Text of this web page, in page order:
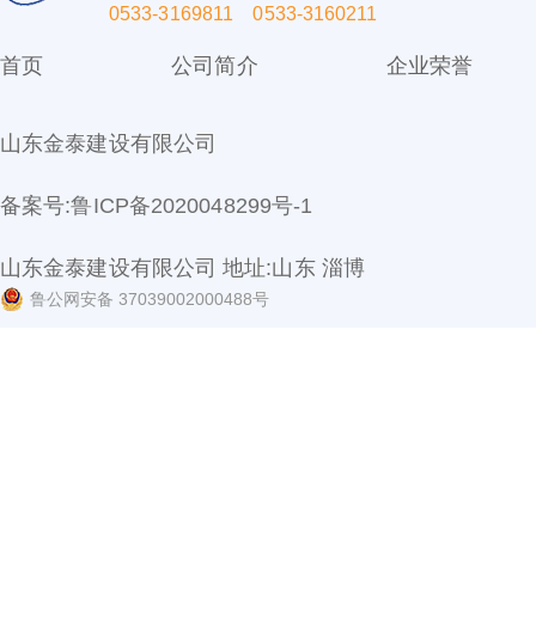
0533-3169811 0533-3160211
首页 公司简介 企业荣誉
山东金泰建设有限公司
备案号:鲁ICP备2020048299号-1
山东金泰建设有限公司 地址:山东 淄博
鲁公网安备 37039002000488号